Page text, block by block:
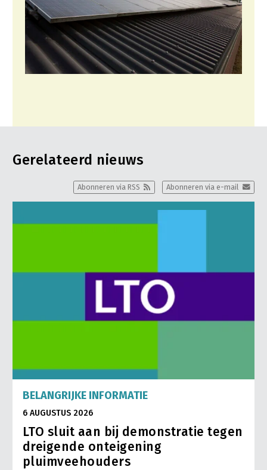
Gerelateerd nieuws
Abonneren via e-mail
Abonneren via RSS
BELANGRIJKE INFORMATIE
6 AUGUSTUS 2026
LTO sluit aan bij demonstratie tegen
dreigende onteigening
pluimveehouders